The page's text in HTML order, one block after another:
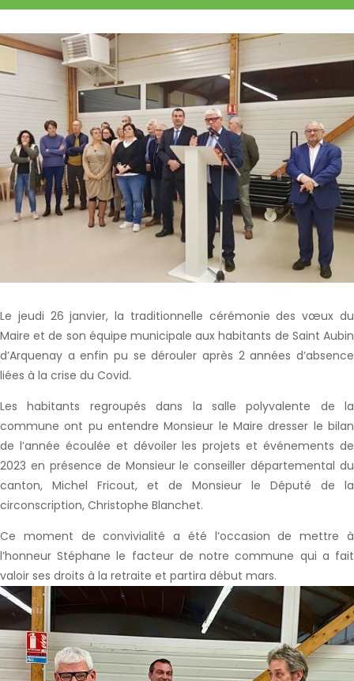
Le jeudi 26 janvier, la traditionnelle cérémonie des vœux du
Maire et de son équipe municipale aux habitants de Saint Aubin
d’Arquenay a enfin pu se dérouler après 2 années d’absence
liées à la crise du Covid.
Les habitants regroupés dans la salle polyvalente de la
commune ont pu entendre Monsieur le Maire dresser le bilan
de l’année écoulée et dévoiler les projets et événements de
2023 en présence de Monsieur le conseiller départemental du
canton, Michel Fricout, et de Monsieur le Député de la
circonscription, Christophe Blanchet.
Ce moment de convivialité a été l’occasion de mettre à
l’honneur Stéphane le facteur de notre commune qui a fait
valoir ses droits à la retraite et partira début mars.